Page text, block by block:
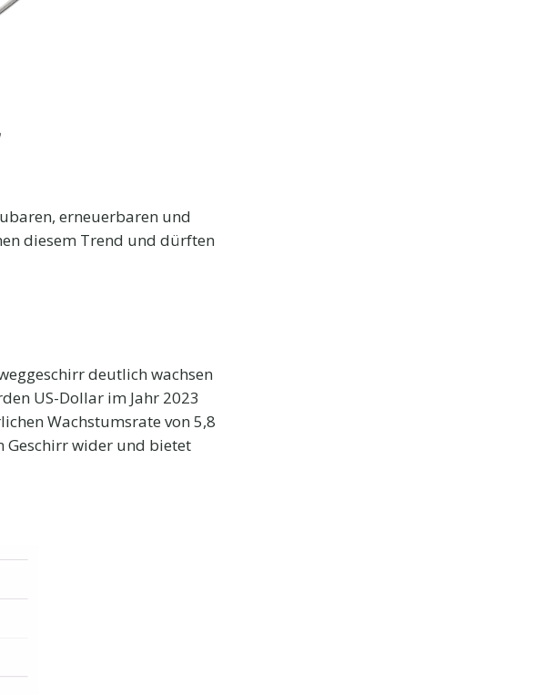
erneuerbaren und
diesem Trend und dürften
deutlich wachsen
US-Dollar im Jahr 2023
Wachstumsrate von 5,8
Geschirr wider und bietet